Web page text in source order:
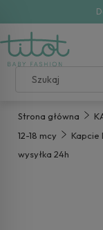
Strona główna
12-18 mcy
Kapcie
wysyłka 24h